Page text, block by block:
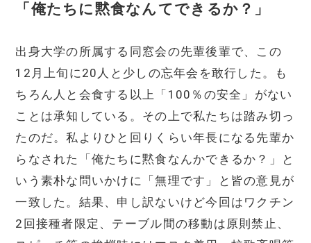
「俺たちに黙食なんてできるか？」
出身大学の所属する同窓会の先輩後輩で、この
12月上旬に20人と少しの忘年会を敢行した。も
ちろん人と会食する以上「100％の安全」がない
ことは承知している。その上で私たちは踏み切っ
たのだ。私よりひと回りくらい年長になる先輩か
らなされた「俺たちに黙食なんかできるか？」と
いう素朴な問いかけに「無理です」と皆の意見が
一致した。結果、申し訳ないけど今回はワクチン
2回接種者限定、テーブル間の移動は原則禁止、